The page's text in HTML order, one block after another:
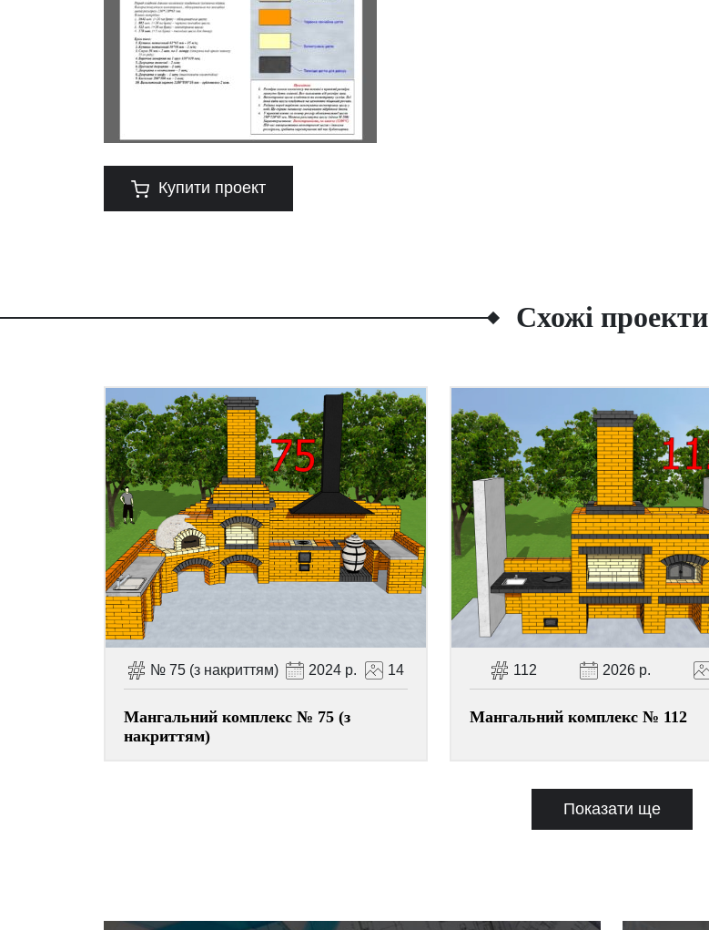
Купити проект
Схожі проекти
№ 75 (з накриттям) 2024 р. 14
Мангальний комплекс № 75 (з
накриттям)
112 2026 р.
Мангальний комплекс № 112
Показати ще